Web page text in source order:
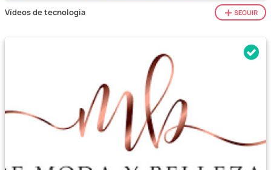
Vídeos de tecnologia SEGUIR